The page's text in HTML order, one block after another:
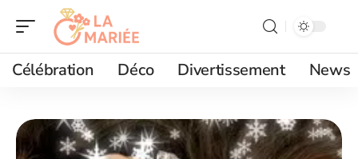
Célébration Déco Divertissement News